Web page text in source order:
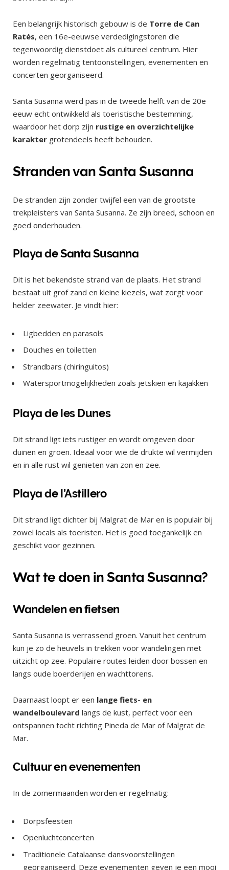
Een belangrijk historisch gebouw is de Torre de Can
Ratés, een 16e-eeuwse verdedigingstoren die
tegenwoordig dienstdoet als cultureel centrum. Hier
worden regelmatig tentoonstellingen, evenementen en
concerten georganiseerd.
Santa Susanna werd pas in de tweede helft van de 20e
eeuw echt ontwikkeld als toeristische bestemming,
waardoor het dorp zijn rustige en overzichtelijke
karakter grotendeels heeft behouden.
Stranden van Santa Susanna
De stranden zijn zonder twijfel een van de grootste
trekpleisters van Santa Susanna. Ze zijn breed, schoon en
goed onderhouden.
Playa de Santa Susanna
Dit is het bekendste strand van de plaats. Het strand
bestaat uit grof zand en kleine kiezels, wat zorgt voor
helder zeewater. Je vindt hier:
Ligbedden en parasols
Douches en toiletten
Strandbars (chiringuitos)
Watersportmogelijkheden zoals jetskiën en kajakken
Playa de les Dunes
Dit strand ligt iets rustiger en wordt omgeven door
duinen en groen. Ideaal voor wie de drukte wil vermijden
en in alle rust wil genieten van zon en zee.
Playa de l’Astillero
Dit strand ligt dichter bij Malgrat de Mar en is populair bij
zowel locals als toeristen. Het is goed toegankelijk en
geschikt voor gezinnen.
Wat te doen in Santa Susanna?
Wandelen en fietsen
Santa Susanna is verrassend groen. Vanuit het centrum
kun je zo de heuvels in trekken voor wandelingen met
uitzicht op zee. Populaire routes leiden door bossen en
langs oude boerderijen en wachttorens.
Daarnaast loopt er een lange fiets- en
wandelboulevard langs de kust, perfect voor een
ontspannen tocht richting Pineda de Mar of Malgrat de
Mar.
Cultuur en evenementen
In de zomermaanden worden er regelmatig:
Dorpsfeesten
Openluchtconcerten
Traditionele Catalaanse dansvoorstellingen
georganiseerd. Deze evenementen geven je een mooi